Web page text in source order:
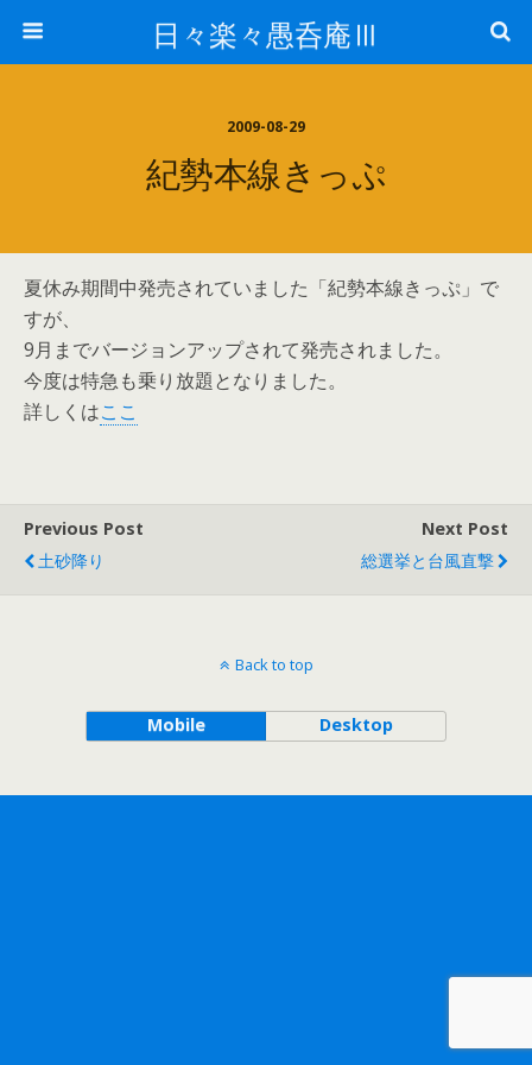
日々楽々愚呑庵Ⅲ
2009-08-29
紀勢本線きっぷ
夏休み期間中発売されていました「紀勢本線きっぷ」で
すが、
9月までバージョンアップされて発売されました。
今度は特急も乗り放題となりました。
詳しくはここ
Previous Post
土砂降り
Next Post
総選挙と台風直撃
Back to top
Mobile Desktop